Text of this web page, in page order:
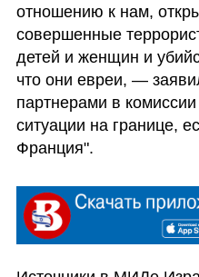
отношению к нам,
совершенные
детей и женщин и
что они евреи, —
партнерами в
ситуации на границе,
Франция".